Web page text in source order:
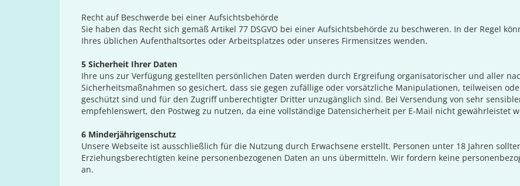
Recht auf Beschwerde bei einer Aufsichtsbehörde
Sie haben das Recht sich gemäß Artikel 77 DSGVO bei einer Aufsichtsbehörde zu beschweren. In der Regel
Ihres üblichen Aufenthaltsortes oder Arbeitsplatzes oder unseres Firmensitzes wenden.
5 Sicherheit Ihrer Daten
Ihre uns zur Verfügung gestellten persönlichen Daten werden durch Ergreifung organisatorischer und aller
Sicherheitsmaßnahmen so gesichert, dass sie gegen zufällige oder vorsätzliche Manipulationen, teilweisen
geschützt sind und für den Zugriff unberechtigter Dritter unzugänglich sind. Bei Versendung von sehr
empfehlenswert, den Postweg zu nutzen, da eine vollständige Datensicherheit per E-Mail nicht gewährleistet
6 Minderjährigenschutz
Unsere Webseite ist ausschließlich für die Nutzung durch Erwachsene erstellt. Personen unter 18 Jahren
Erziehungsberechtigten keine personenbezogenen Daten an uns übermitteln. Wir fordern keine
an.